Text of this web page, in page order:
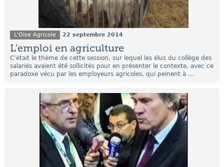
L'Oise Agricole 22 septembre 2014
L’emploi en agriculture
C’était le thème de cette session, sur lequel les élus du collège des
salariés avaient été sollicités pour en présenter le contexte, avec ce
paradoxe vécu par les employeurs agricoles, qui peinent à ...